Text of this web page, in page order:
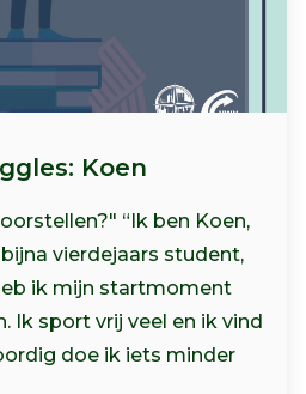
Koen
“Ik ben Koen,
vierdejaars student,
ik mijn startmoment
Ik sport vrij veel en ik vind
doe ik iets minder